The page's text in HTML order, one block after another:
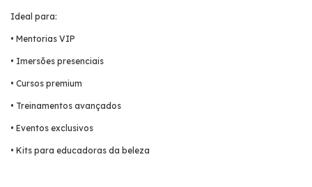
Ideal para:
• Mentorias VIP
• Imersões presenciais
• Cursos premium
• Treinamentos avançados
• Eventos exclusivos
• Kits para educadoras da beleza